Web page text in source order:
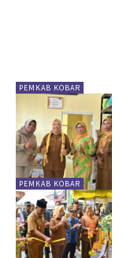
PEMKAB KOBAR
PEMKAB KOBAR